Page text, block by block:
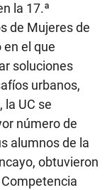
la 17.ª
de Mujeres de
en el que
soluciones
urbanos,
la UC se
número de
alumnos de la
obtuvieron